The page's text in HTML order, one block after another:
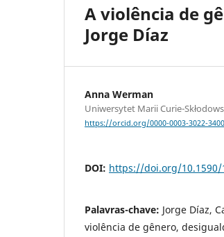
A violência de
Jorge Díaz
Anna Werman
Uniwersytet Marii Curie-
https://orcid.org/0000-0003-3022-3400
DOI: https://doi.org/10.1590/
Palavras-chave: Jorge Díaz,
violência de gênero,